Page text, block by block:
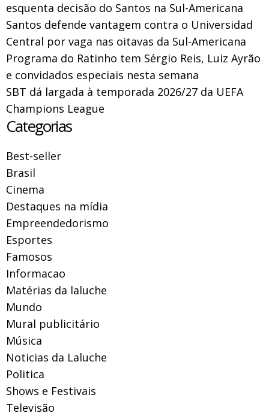
esquenta decisão do Santos na Sul-Americana
Santos defende vantagem contra o Universidad
Central por vaga nas oitavas da Sul-Americana
Programa do Ratinho tem Sérgio Reis, Luiz Ayrão
e convidados especiais nesta semana
SBT dá largada à temporada 2026/27 da UEFA
Champions League
Categorias
Best-seller
Brasil
Cinema
Destaques na mídia
Empreendedorismo
Esportes
Famosos
Informacao
Matérias da laluche
Mundo
Mural publicitário
Música
Noticias da Laluche
Politica
Shows e Festivais
Televisão